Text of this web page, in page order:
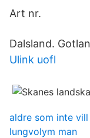
Art nr.
Dalsland.
Ulink uofl
aldre som inte
lungvolym man